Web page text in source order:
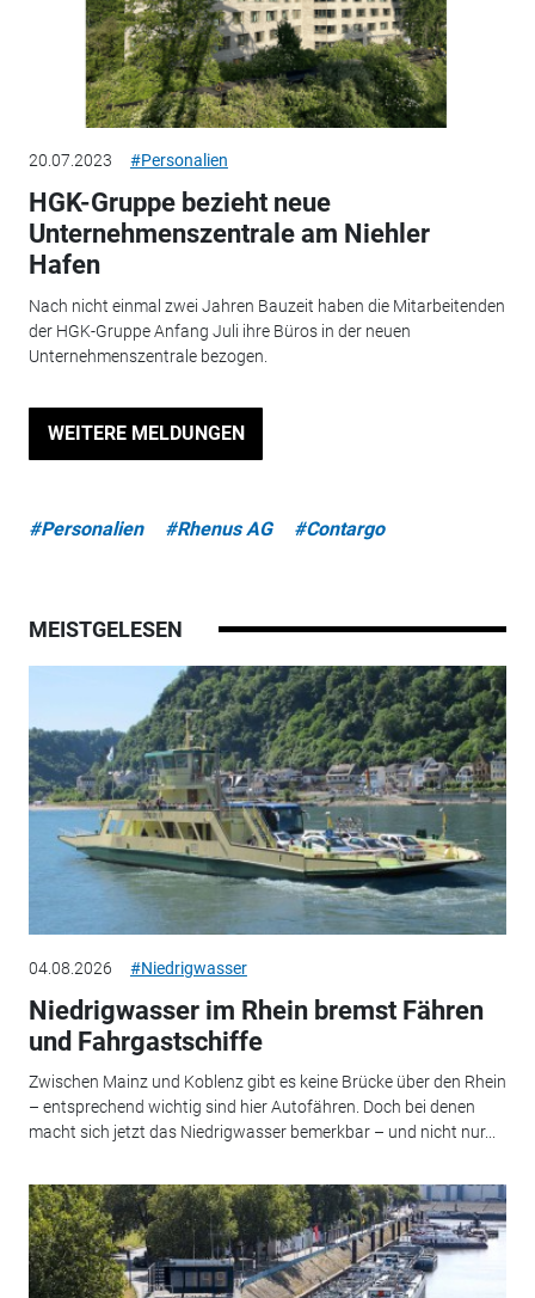
20.07.2023 #Personalien
HGK-Gruppe bezieht neue
Unternehmenszentrale am Niehler
Hafen
Nach nicht einmal zwei Jahren Bauzeit haben die Mitarbeitenden
der HGK-Gruppe Anfang Juli ihre Büros in der neuen
Unternehmenszentrale bezogen.
WEITERE MELDUNGEN
#Personalien #Rhenus AG #Contargo
MEISTGELESEN
04.08.2026 #Niedrigwasser
Niedrigwasser im Rhein bremst Fähren
und Fahrgastschiffe
Zwischen Mainz und Koblenz gibt es keine Brücke über den Rhein
– entsprechend wichtig sind hier Autofähren. Doch bei denen
macht sich jetzt das Niedrigwasser bemerkbar – und nicht nur...